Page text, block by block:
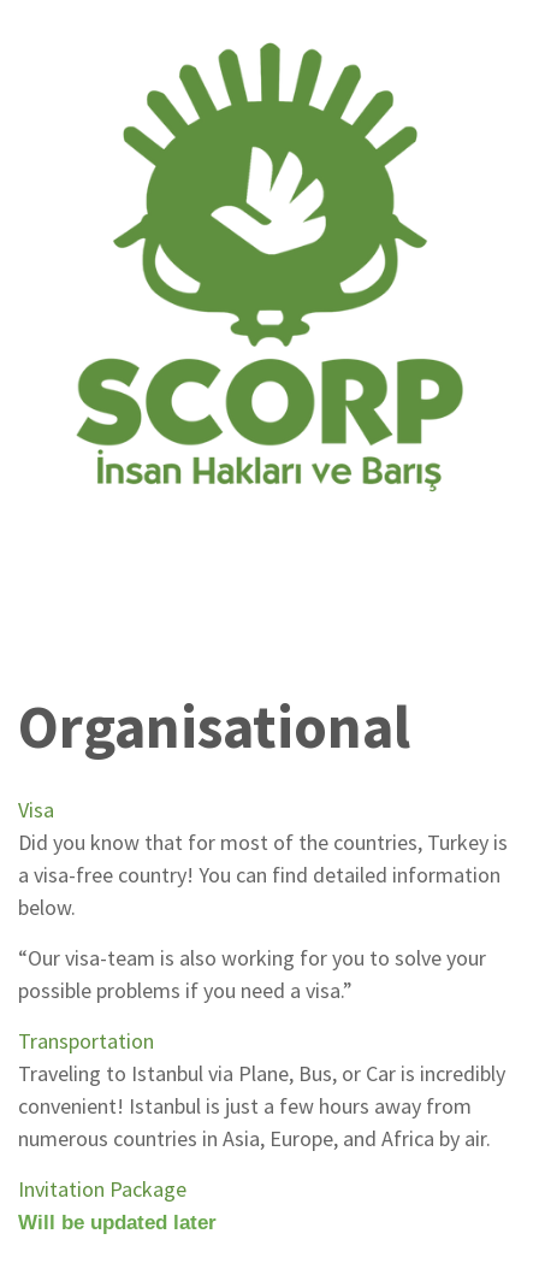
Organisational
Visa
Did you know that for most of the countries, Turkey is
a visa-free country! You can find detailed information
below.
“Our visa-team is also working for you to solve your
possible problems if you need a visa.”
Transportation
Traveling to Istanbul via Plane, Bus, or Car is incredibly
convenient! Istanbul is just a few hours away from
numerous countries in Asia, Europe, and Africa by air.
Invitation Package
Will be updated later